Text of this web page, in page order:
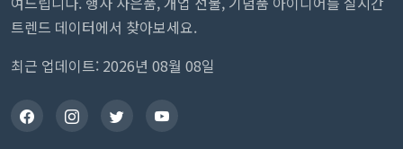
트렌드 데이터에서 찾아보세요.
최근 업데이트: 2026년 08월 08일